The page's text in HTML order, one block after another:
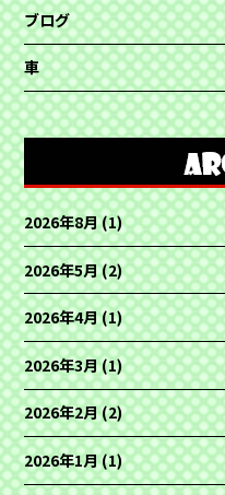
ブログ
車
2026年8月(1)
2026年5月(2)
2026年4月(1)
2026年3月(1)
2026年2月(2)
2026年1月(1)